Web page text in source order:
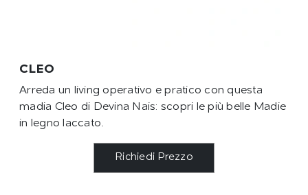
CLEO
Arreda un living operativo e pratico con questa
madia Cleo di Devina Nais: scopri le più belle Madie
in legno laccato.
Richiedi Prezzo